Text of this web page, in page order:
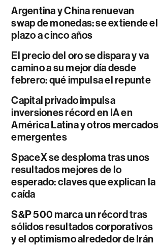
Argentina y China renuevan
swap de monedas: se extiende el
plazo a cinco años
El precio del oro se dispara y va
camino a su mejor día desde
febrero: qué impulsa el repunte
Capital privado impulsa
inversiones récord en IA en
América Latina y otros mercados
emergentes
SpaceX se desploma tras unos
resultados mejores de lo
esperado: claves que explican la
caída
S&P 500 marca un récord tras
sólidos resultados corporativos
y el optimismo alrededor de Irán